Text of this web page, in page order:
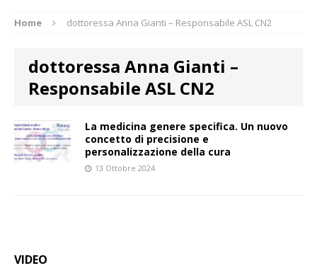
Home dottoressa Anna Gianti – Responsabile ASL CN2
dottoressa Anna Gianti –
Responsabile ASL CN2
La medicina genere specifica. Un nuovo
concetto di precisione e
personalizzazione della cura
13 Ottobre 2024
VIDEO